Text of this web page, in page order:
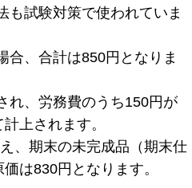
も試験対策で使われていま
合、合計は850円となりま
れ、労務費のうち150円が
上されます。
、期末の未完成品（期末仕
は830円となります。